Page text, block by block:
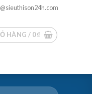
HÀNG / 0₫